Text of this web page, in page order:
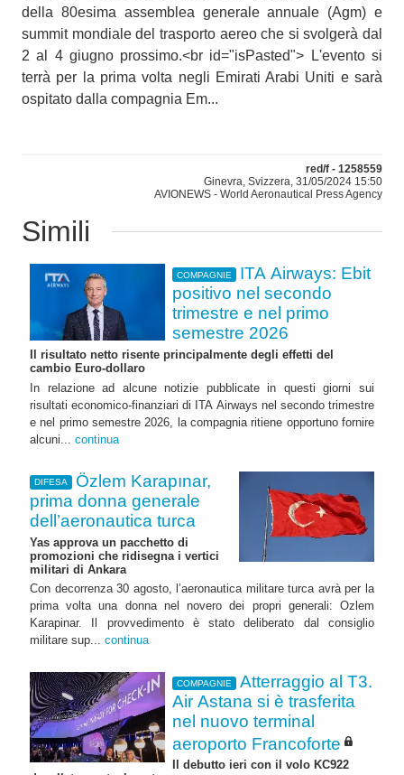
della 80esima assemblea generale annuale (Agm) e
summit mondiale del trasporto aereo che si svolgerà dal
2 al 4 giugno prossimo.<br id="isPasted"> L'evento si
terrà per la prima volta negli Emirati Arabi Uniti e sarà
ospitato dalla compagnia Em...
red/f - 1258559
Ginevra, Svizzera, 31/05/2024 15:50
AVIONEWS - World Aeronautical Press Agency
Simili
COMPAGNIE
ITA Airways: Ebit
positivo nel secondo
trimestre e nel primo
semestre 2026
Il risultato netto risente principalmente degli effetti del
cambio Euro-dollaro
In relazione ad alcune notizie pubblicate in questi giorni sui
risultati economico-finanziari di ITA Airways nel secondo trimestre
e nel primo semestre 2026, la compagnia ritiene opportuno fornire
alcuni... continua
DIFESA
Özlem Karapınar,
prima donna generale
dell’aeronautica turca
Yas approva un pacchetto di
promozioni che ridisegna i vertici
militari di Ankara
Con decorrenza 30 agosto, l’aeronautica militare turca avrà per la
prima volta una donna nel novero dei propri generali: Ozlem
Karapinar. Il provvedimento è stato deliberato dal consiglio
militare sup... continua
COMPAGNIE
Atterraggio al T3.
Air Astana si è trasferita
nel nuovo terminal
aeroporto Francoforte
Il debutto ieri con il volo KC922